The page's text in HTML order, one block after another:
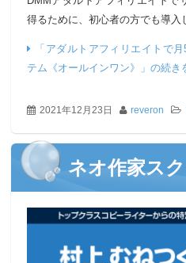
得るために、初心者の方でも導
「アダルトアフィリエイトで
テム《オールインワン》」の続き
2021年12月23日 reveron
ネオ作家ス